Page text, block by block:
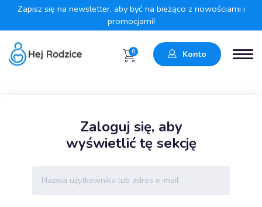
Zapisz się na newsletter, aby być na bieżąco z nowościami i
promocjami!
0 Konto
Zaloguj się, aby
wyświetlić tę sekcję